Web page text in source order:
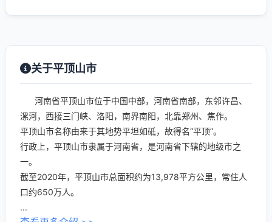
关于平顶山市
河南省平顶山市位于中国中部，河南省南部，东邻许昌、
漯河，西接三门峡、洛阳，南界南阳，北靠郑州、焦作。
平顶山市名称由来于其地势平坦如砥，故得名“平顶”。
行政上，平顶山市隶属于河南省，是河南省下辖的地级市之
一。
截至2020年，平顶山市总面积约为13,978平方公里，常住人
口约650万人。
...